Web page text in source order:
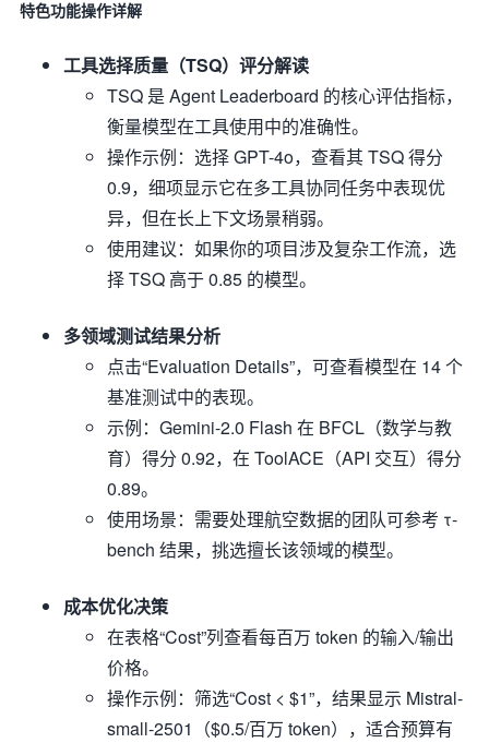
特色功能操作详解
工具选择质量（TSQ）评分解读
TSQ 是 Agent Leaderboard 的核心评估指标，
衡量模型在工具使用中的准确性。
操作示例：选择 GPT-4o，查看其 TSQ 得分
0.9，细项显示它在多工具协同任务中表现优
异，但在长上下文场景稍弱。
使用建议：如果你的项目涉及复杂工作流，选
择 TSQ 高于 0.85 的模型。
多领域测试结果分析
点击“Evaluation Details”，可查看模型在 14 个
基准测试中的表现。
示例：Gemini-2.0 Flash 在 BFCL（数学与教
育）得分 0.92，在 ToolACE（API 交互）得分
0.89。
使用场景：需要处理航空数据的团队可参考 τ-
bench 结果，挑选擅长该领域的模型。
成本优化决策
在表格“Cost”列查看每百万 token 的输入/输出
价格。
操作示例：筛选“Cost < $1”，结果显示 Mistral-
small-2501（$0.5/百万 token），适合预算有